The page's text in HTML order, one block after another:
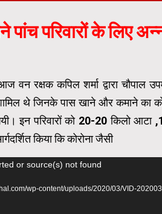
पांच परिवारों के लिए
वन रक्षक कपिल शर्मा द्वारा चौपाल
थे जिनके पास खाने और कमाने का
गयी। इन परिवारों को 20-20 किलो
किया कि कोरोना जैसी
or source(s) not found
wp-content/uploads/2020/03/VID-